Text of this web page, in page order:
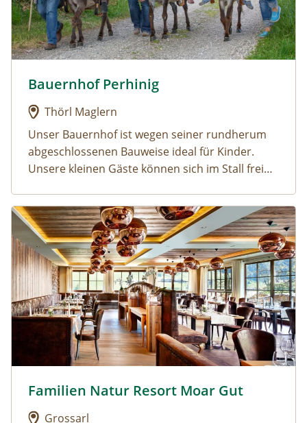
Urlaub am Bauernhof: Bauernhof Perhinig
Bauernhof Perhinig
Thörl Maglern
Unser Bauernhof ist wegen seiner rundherum
abgeschlossenen Bauweise ideal für Kinder.
Unsere kleinen Gäste können sich im Stall frei
Zwerghühner anfassen und liebhaben. Ein
Kinderspielplatz, die Liegewiese, der gemütliche
Sitzgarten und der Grillplatz laden Sie zu Spiel
und Spaß ein.
Urlaub am Bauernhof: Familien Natur Resort Moar Gut
Urlaub am Bauernhof: Familien Natur Resort Moar
Familien Natur Resort Moar Gut
Grossarl